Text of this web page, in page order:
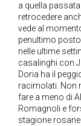
a quella
retrocedere
vede al
penultimo
nelle ultime
casalinghi con
Doria ha il
racimolati. Non
fare a meno di
Romagnoli e
stagione